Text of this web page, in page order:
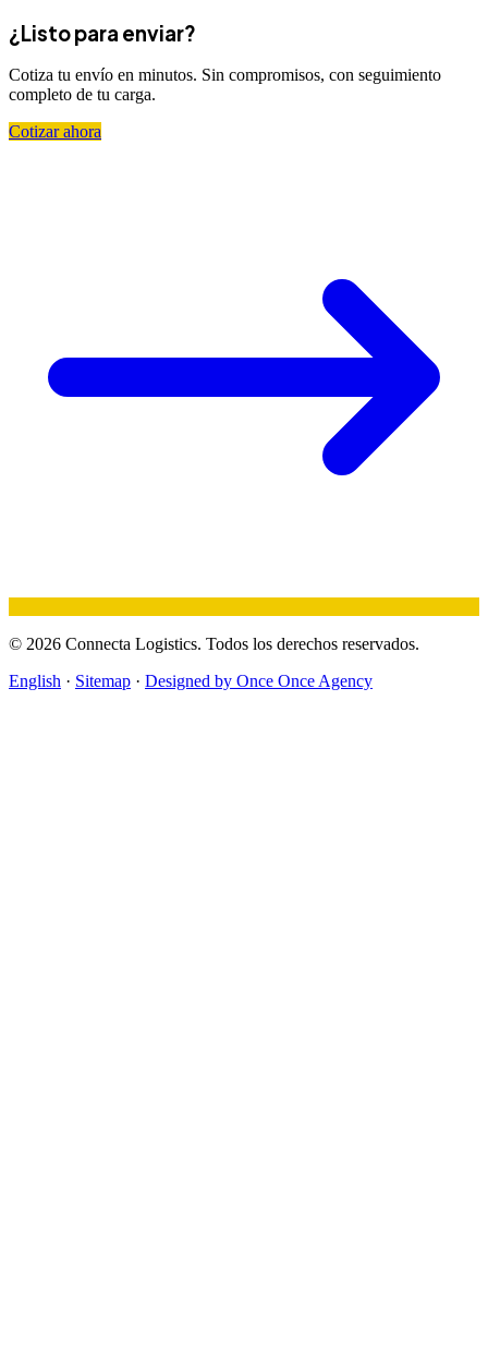
¿Listo para enviar?
Cotiza tu envío en minutos. Sin compromisos, con seguimiento
completo de tu carga.
Cotizar ahora
© 2026 Connecta Logistics. Todos los derechos reservados.
English · Sitemap · Designed by Once Once Agency